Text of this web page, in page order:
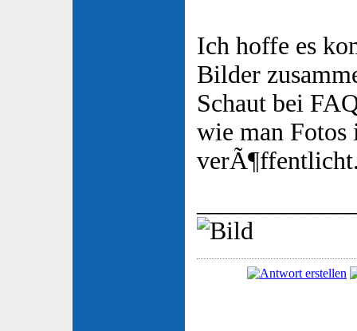
Ich hoffe es
Bilder
Schaut bei
wie man